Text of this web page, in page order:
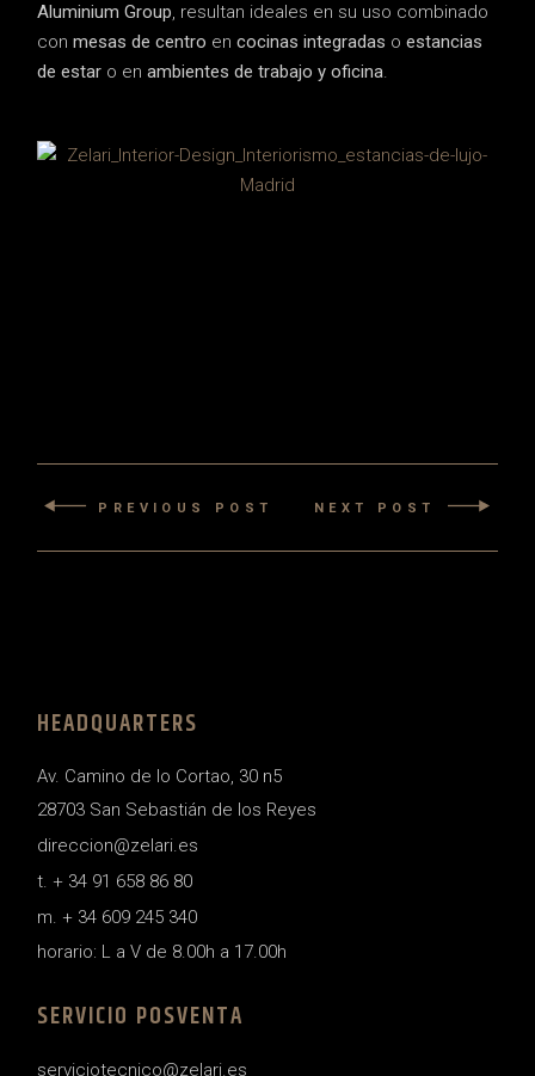
Aluminium Group, resultan ideales en su uso combinado
conmesas de centro encocinas integradas oestancias
de estar o enambientes de trabajo y oficina.
PREVIOUS POST NEXT POST
HEADQUARTERS
Av. Camino de lo Cortao, 30 n5
28703 San Sebastián de los Reyes
direccion@zelari.es
t. + 34 91 658 86 80
m. + 34 609 245 340
horario: L a V de 8.00h a 17.00h
SERVICIO POSVENTA
serviciotecnico@zelari.es